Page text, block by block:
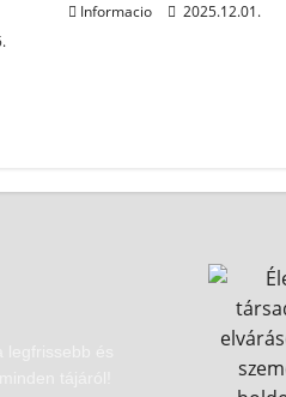
Informacio 2025.12.01.